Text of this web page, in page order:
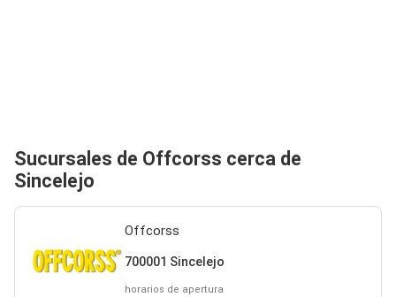
Sucursales de Offcorss cerca de
Sincelejo
Offcorss
700001 Sincelejo
horarios de apertura